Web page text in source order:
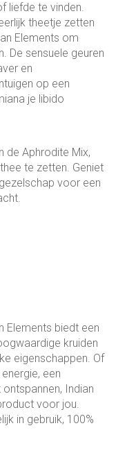
liefde te vinden.
theetje zetten
Elements om
De sensuele geuren
en
op een
je libido
de Aphrodite Mix,
te zetten. Geniet
voor een
Elements biedt een
kruiden
eigenschappen. Of
een
Indian
voor jou.
in gebruik, 100%